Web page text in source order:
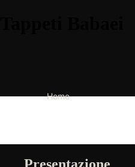
Home
Presentazione